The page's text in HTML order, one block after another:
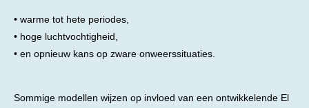
• warme tot hete periodes,
• hoge luchtvochtigheid,
• en opnieuw kans op zware onweerssituaties.
Sommige modellen wijzen op invloed van een ontwikkelende El